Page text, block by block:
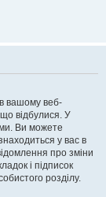
вашому веб-
відбулися. У
Ви можете
у вас в
про зміни
і підписок
розділу.